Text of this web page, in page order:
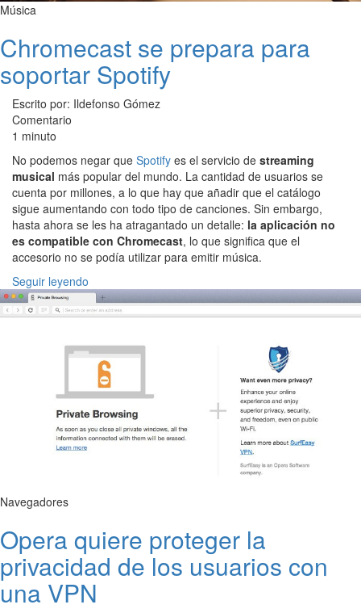
Música
Chromecast se prepara para
soportar Spotify
Escrito por: Ildefonso Gómez
Comentario
1 minuto
No podemos negar que Spotify es el servicio de streaming
musical más popular del mundo. La cantidad de usuarios se
cuenta por millones, a lo que hay que añadir que el catálogo
sigue aumentando con todo tipo de canciones. Sin embargo,
hasta ahora se les ha atragantado un detalle: la aplicación no
es compatible con Chromecast, lo que significa que el
accesorio no se podía utilizar para emitir música.
Seguir leyendo
Navegadores
Opera quiere proteger la
privacidad de los usuarios con
una VPN